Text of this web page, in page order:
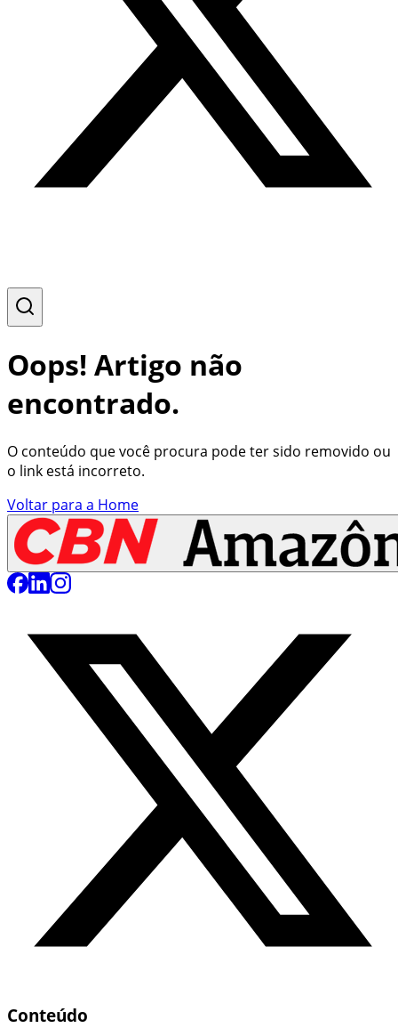
Oops! Artigo não
encontrado.
O conteúdo que você procura pode ter sido removido ou
o link está incorreto.
Voltar para a Home
Conteúdo